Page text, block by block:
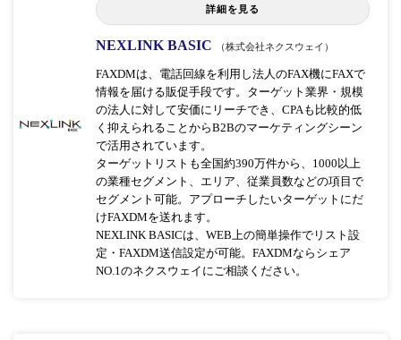
詳細を見る
NEXLINK BASIC （株式会社ネクスウェイ）
FAXDMは、電話回線を利用し法人のFAX機にFAXで
情報を届ける販促手段です。ターゲット業界・規模
の法人に対して安価にリーチでき、CPAも比較的低
く抑えられることからB2Bのマーケティングシーン
で活用されています。
ターゲットリストも全国約390万件から、1000以上
の業種セグメント、エリア、従業員数などの項目で
セグメント可能。アプローチしたいターゲットにだ
けFAXDMを送れます。
NEXLINK BASICは、WEB上の簡単操作でリスト設
定・FAXDM送信設定が可能。FAXDMならシェア
NO.1のネクスウェイにご相談ください。